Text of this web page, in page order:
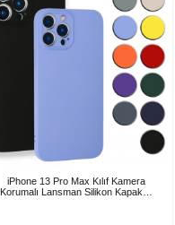
iPhone 13 Pro Max Kılıf Kamera
Korumalı Lansman Silikon Kapak…